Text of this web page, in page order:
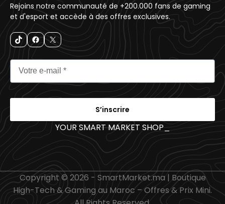
Rejoins notre communauté de +200.000 fans de gaming
et d'esport et accède à des offres exclusives.
S’inscrire
YOUR SMART MARKET SHOP _
Copyright © 2026 - SmartMarket.ma | Boutique
High-Tech & Gaming au Maroc – Offres & Prix Mini.